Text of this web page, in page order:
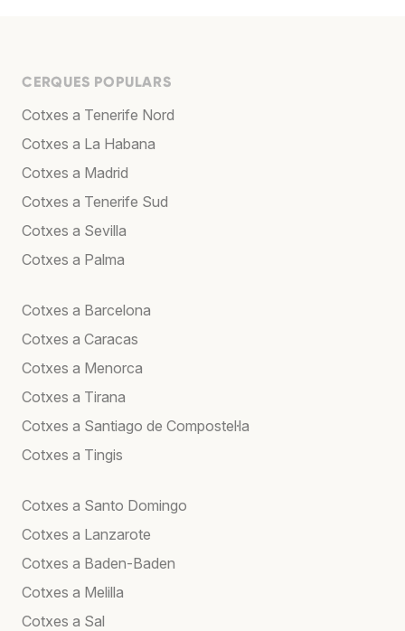
CERQUES POPULARS
Cotxes a Tenerife Nord
Cotxes a La Habana
Cotxes a Madrid
Cotxes a Tenerife Sud
Cotxes a Sevilla
Cotxes a Palma
Cotxes a Barcelona
Cotxes a Caracas
Cotxes a Menorca
Cotxes a Tirana
Cotxes a Santiago de Compostel·la
Cotxes a Tingis
Cotxes a Santo Domingo
Cotxes a Lanzarote
Cotxes a Baden-Baden
Cotxes a Melilla
Cotxes a Sal